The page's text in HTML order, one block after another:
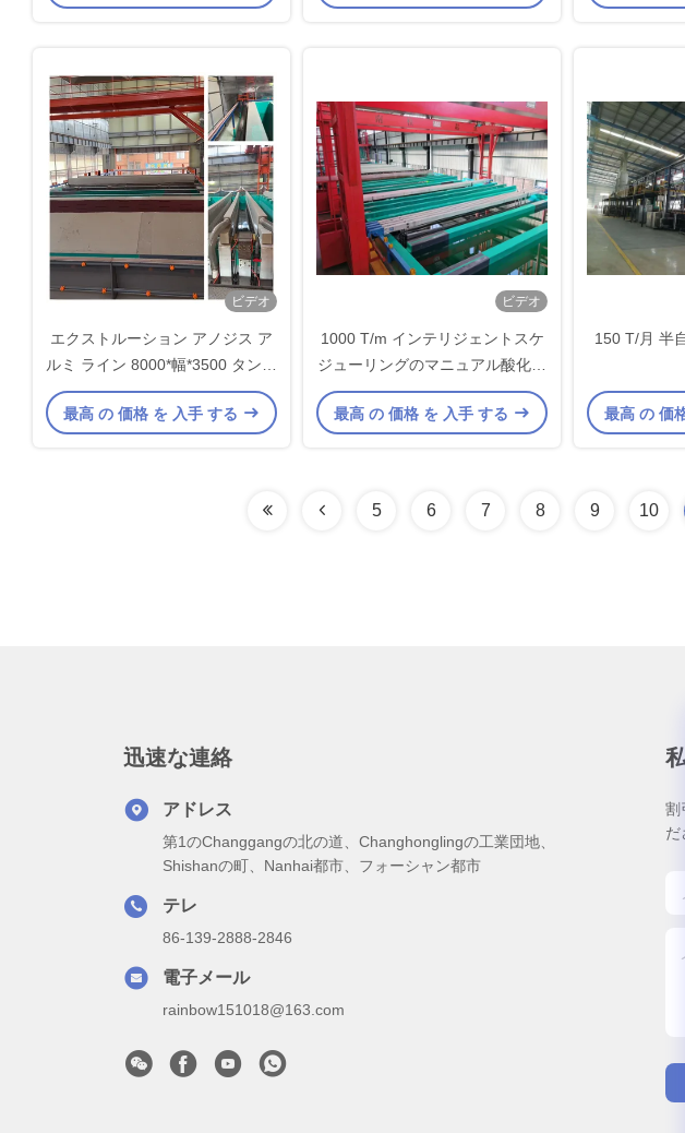
ビデオ
エクストルーション アノジス ア
ルミ ライン 8000*幅*3500 タンク
内面 サイズ
最高 の 価格 を 入手 する
ビデオ
1000 T/m インテリジェントスケ
ジューリングのマニュアル酸化生
産ライン
最高 の 価格 を 入手 する
150 T/月 半
最高 の 価
5 6 7 8 9 10
迅速な連絡
アドレス
第1のChanggangの北の道、Changhonglingの工業団地、
Shishanの町、Nanhai都市、フォーシャン都市
テレ
86-139-2888-2846
電子メール
rainbow151018@163.com
割
だ